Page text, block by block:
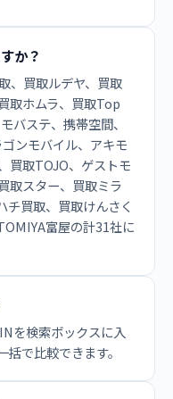
か？
、買取ルデヤ、買取
取ホムラ、買取Top
バステ、携帯空間、
ンモバイル、アキモ
買取TOJO、ゲストモ
取スター、買取ミラ
チ買取、買取けんさく
富屋の計31社に
を検索ボックスに入
で比較できます。